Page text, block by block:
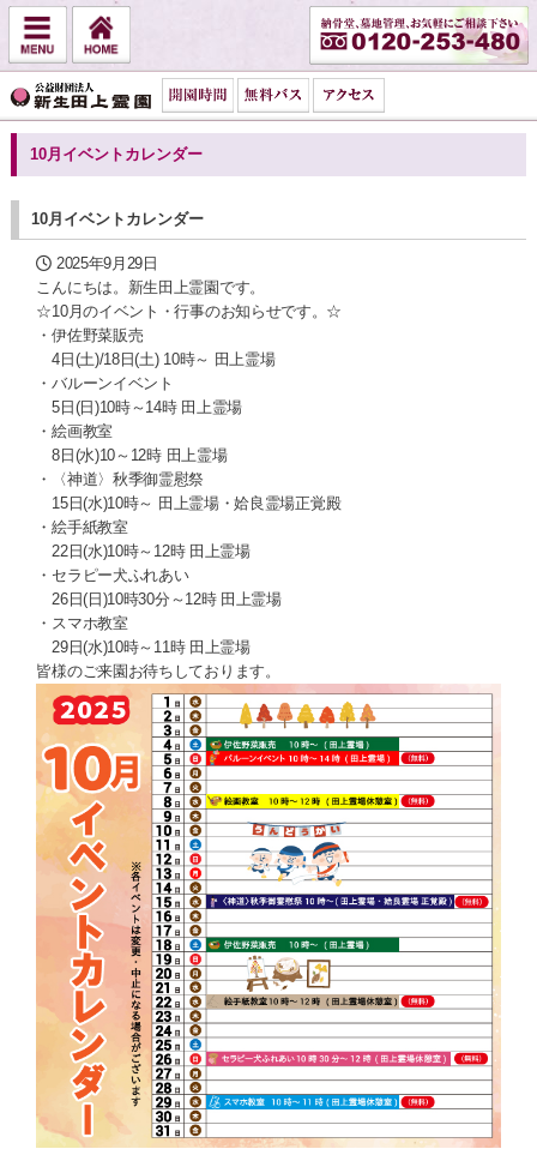
10月イベントカレンダー
10月イベントカレンダー
2025年9月29日
こんにちは。新生田上霊園です。
☆10月のイベント・行事のお知らせです。☆
・伊佐野菜販売
4日(土)/18日(土) 10時～ 田上霊場
・バルーンイベント
5日(日)10時～14時 田上霊場
・絵画教室
8日(水)10～12時 田上霊場
・〈神道〉秋季御霊慰祭
15日(水)10時～ 田上霊場・姶良霊場正覚殿
・絵手紙教室
22日(水)10時～12時 田上霊場
・セラピー犬ふれあい
26日(日)10時30分～12時 田上霊場
・スマホ教室
29日(水)10時～11時 田上霊場
皆様のご来園お待ちしております。